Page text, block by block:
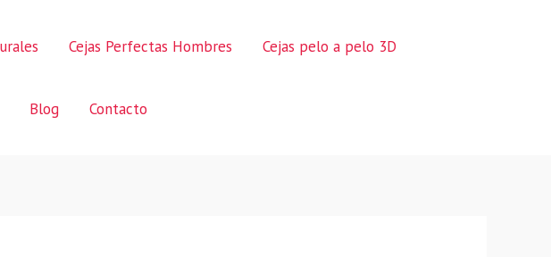
Cejas Perfectas Hombres Cejas pelo a pelo 3D
Blog Contacto